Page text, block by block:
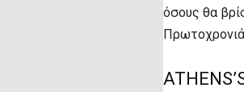
όσους θα